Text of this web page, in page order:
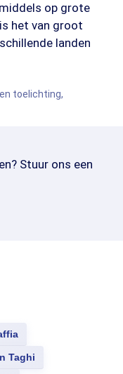
op grote
het van groot
landen
toelichting,
Stuur ons een
Taghi